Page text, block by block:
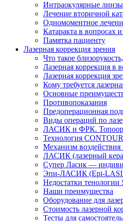
Интраокулярные линзы
Лечение вторичной
Одномоментное
Катаракта в вопросах и
Памятка пациенту
Лазерная коррекция зрения
Что такое
Лазерная коррекция в
Лазерная коррекция
Кому требуется
Основные
Противопоказания
Предоперационная
Виды операций по
ЛАСИК и ФРК.
Технология
Механизм воздействия
ЛАСИК (лазерный
Супер Ласик —
Эпи-ЛАСИК (Epi-
Недостатки
Наши преимущества
Оборудование для
Стоимость лазерной
Тесты для